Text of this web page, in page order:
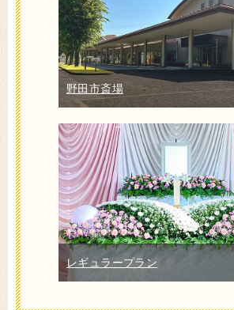
野田市斎場
レギュラープラン